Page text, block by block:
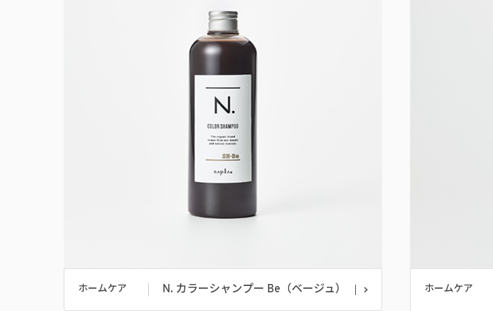
ホームケア N. カラーシャンプー Be（ベージュ） ホームケア